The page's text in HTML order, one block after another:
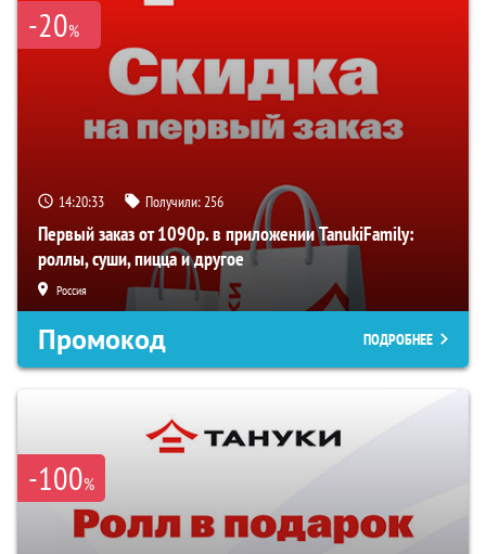
-20%
14:20:32 Получили:256
Первый заказ от 1090р. в приложении TanukiFamily:
роллы, суши, пицца и другое
Россия
Промокод ПОДРОБНЕЕ
-100%